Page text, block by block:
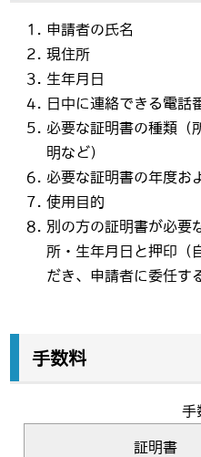
申請者の氏名
現住所
生年月日
日中に連絡できる電話
必要な証明書の種類（
明など）
必要な証明書の年度お
使用目的
別の方の証明書が必要
所・生年月日と押印（
だき、申請者に委任す
手数料
手
証明書